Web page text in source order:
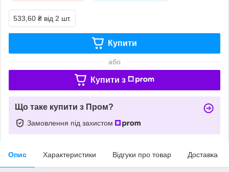
533,60 ₴ від 2 шт.
Купити
або
Купити з
Що таке купити з Пром?
Замовлення під захистом
Опис Характеристики Відгуки про товар Доставка